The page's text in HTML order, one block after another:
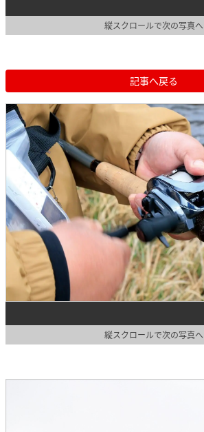
縦スクロールで次の写真へ
記事へ戻る
縦スクロールで次の写真へ